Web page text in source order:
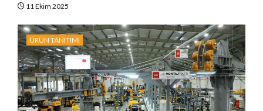
11 Ekim 2025
ÜRÜN TANITIMI